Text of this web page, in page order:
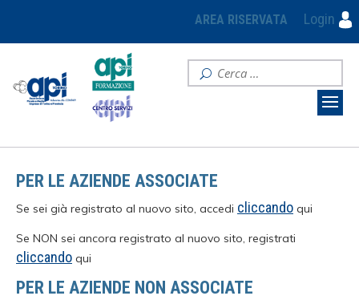
AREA RISERVATA Login
PER LE AZIENDE ASSOCIATE
Se sei già registrato al nuovo sito, accedi cliccando qui
Se NON sei ancora registrato al nuovo sito, registrati
cliccando qui
PER LE AZIENDE NON ASSOCIATE